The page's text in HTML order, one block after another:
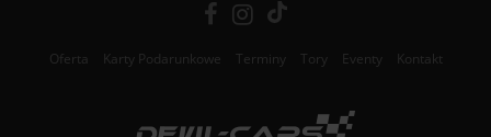
Oferta Karty Podarunkowe Terminy Tory Eventy Kontakt